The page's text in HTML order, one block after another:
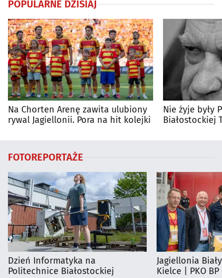
POPULARNE DZISIAJ
Na Chorten Arenę zawita ulubiony
rywal Jagiellonii. Pora na hit kolejki
Nie żyje były
Białostockiej
FOTOREPORTAŻE
Dzień Informatyka na
Politechnice Białostockiej
Jagiellonia
Kielce | PKO